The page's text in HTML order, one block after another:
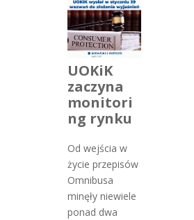
UOKiK
zaczyna
monitori
ng rynku
Od wejścia w
życie przepisów
Omnibusa
minęły niewiele
ponad dwa